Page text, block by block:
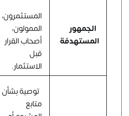
الجمهور
المستهدفة
المستثمرون،
الممولون،
أصحاب القرار
قبل
الاستثمار.
توصية بشأن
متابع